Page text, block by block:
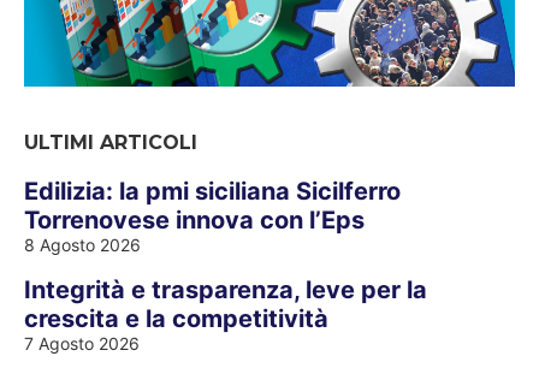
ULTIMI ARTICOLI
Edilizia: la pmi siciliana Sicilferro
Torrenovese innova con l’Eps
8 Agosto 2026
Integrità e trasparenza, leve per la
crescita e la competitività
7 Agosto 2026